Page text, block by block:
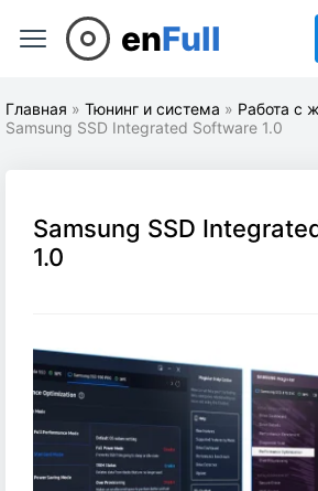
enFull
Главная » Тюнинг и система » Работа с
Samsung SSD Integrated Software 1.0
Samsung SSD
1.0